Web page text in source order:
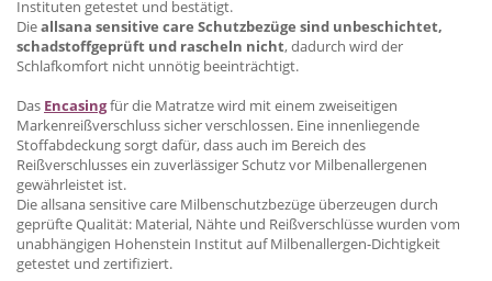
Instituten getestet und bestätigt.
Dieallsana sensitive care Schutzbezüge sind unbeschichtet,
schadstoffgeprüft und rascheln nicht, dadurch wird der
Schlafkomfort nicht unnötig beeinträchtigt.
Das Encasingfür die Matratze wird mit einem zweiseitigen
Markenreißverschluss sicher verschlossen. Eine innenliegende
Stoffabdeckung sorgt dafür, dass auch im Bereich des
Reißverschlusses ein zuverlässiger Schutz vor Milbenallergenen
gewährleistet ist.
Dieallsana sensitive care Milbenschutzbezüge überzeugen durch
geprüfte Qualität: Material, Nähte und Reißverschlüsse wurden vom
unabhängigen Hohenstein Institut auf Milbenallergen-Dichtigkeit
getestet und zertifiziert.